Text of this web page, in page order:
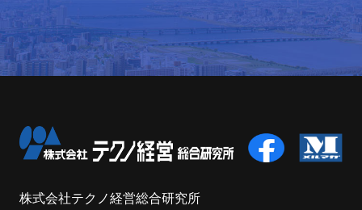
株式会社テクノ経営総合研究所